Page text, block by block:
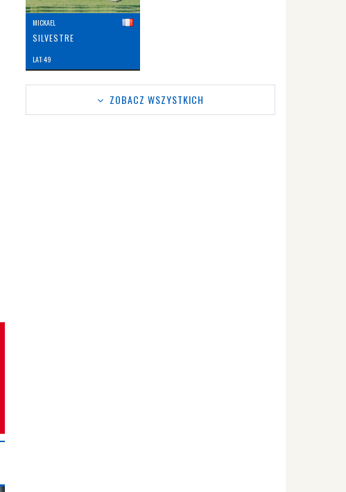
MICKAEL
SILVESTRE
LAT: 49
ZOBACZ WSZYSTKICH